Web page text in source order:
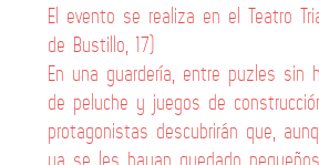
El evento se realiza en el Teatro
de Bustillo, 17)
En una guardería, entre puzles sin
de peluche y juegos de
protagonistas descubrirán que,